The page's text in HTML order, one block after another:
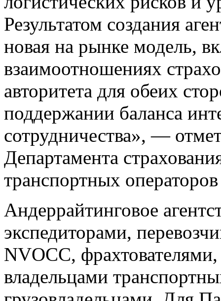
Результатом создания
новая на рынке модель,
взаимоотношениях
авторитета для обеих
поддержании баланса
сотрудничества», —
Департамента
транспортных
Андеррайтинговое
экспедиторами,
NVOCC,
владельцами